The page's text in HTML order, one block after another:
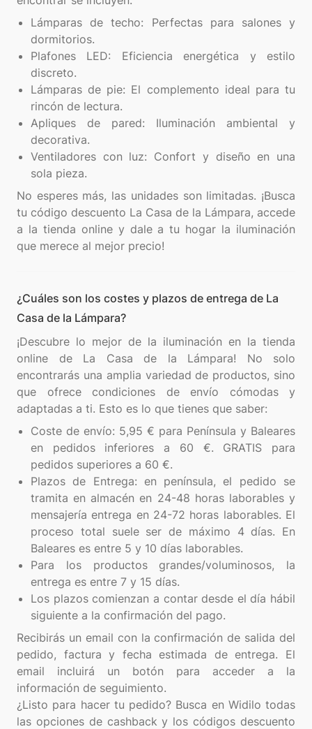
Lámparas de techo: Perfectas para salones y
dormitorios.
Plafones LED: Eficiencia energética y estilo
discreto.
Lámparas de pie: El complemento ideal para tu
rincón de lectura.
Apliques de pared: Iluminación ambiental y
decorativa.
Ventiladores con luz: Confort y diseño en una
sola pieza.
No esperes más, las unidades son limitadas. ¡Busca
tu código descuento La Casa de la Lámpara, accede
a la tienda online y dale a tu hogar la iluminación
¿Cuáles son los costes y plazos de entrega de La
Casa de la Lámpara?
¡Descubre lo mejor de la iluminación en la tienda
online de La Casa de la Lámpara! No solo
encontrarás una amplia variedad de productos, sino
que ofrece condiciones de envío cómodas y
Coste de envío: 5,95 € para Península y Baleares
en pedidos inferiores a 60 €. GRATIS para
pedidos superiores a 60 €.
Plazos de Entrega: en península, el pedido se
tramita en almacén en 24-48 horas laborables y
mensajería entrega en 24-72 horas laborables. El
proceso total suele ser de máximo 4 días. En
Baleares es entre 5 y 10 días laborables.
Para los productos grandes/voluminosos, la
entrega es entre 7 y 15 días.
Los plazos comienzan a contar desde el día hábil
siguiente a la confirmación del pago.
Recibirás un email con la confirmación de salida del
pedido, factura y fecha estimada de entrega. El
email incluirá un botón para acceder a la
información de seguimiento.
¿Listo para hacer tu pedido? Busca en Widilo todas
las opciones de cashback y los códigos descuento